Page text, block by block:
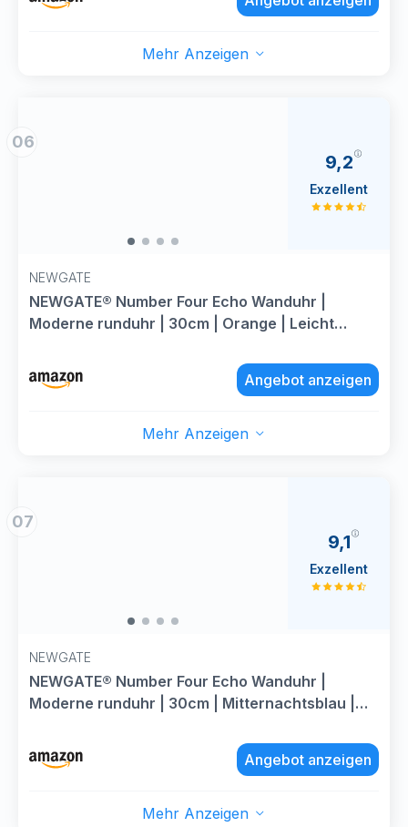
Mehr Anzeigen
06
NEWGATE
NEWGATE® Number Four Echo Wanduhr |
Moderne runduhr | 30cm | Orange | Leicht
oder büro
9,2
Exzellent
Angebot anzeigen
Mehr Anzeigen
07
NEWGATE
NEWGATE® Number Four Echo Wanduhr |
Moderne runduhr | 30cm | Mitternachtsblau |
Wohnzimmer oder büro
9,1
Exzellent
Angebot anzeigen
Mehr Anzeigen